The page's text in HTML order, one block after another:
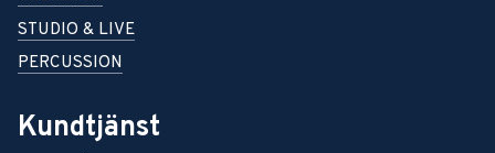
STUDIO & LIVE
PERCUSSION
Kundtjänst